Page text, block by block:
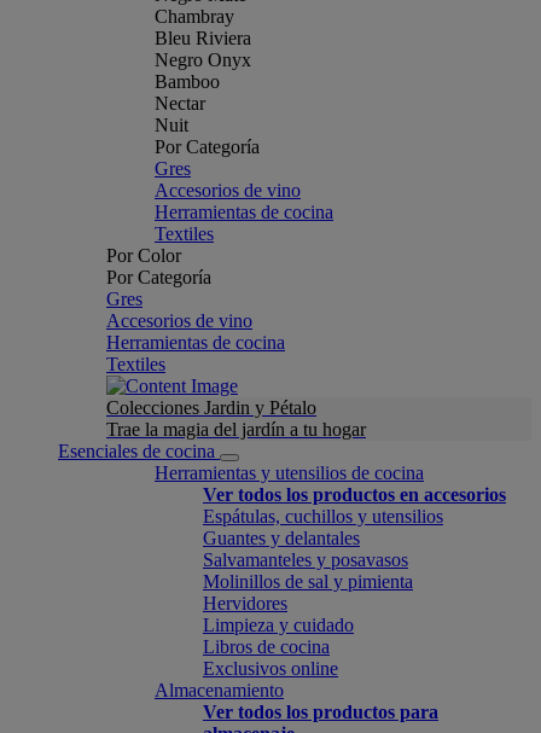
Chambray
Bleu Riviera
Negro Onyx
Bamboo
Nectar
Nuit
Por Categoría
Gres
Accesorios de vino
Herramientas de cocina
Textiles
Por Color
Por Categoría
Gres
Accesorios de vino
Herramientas de cocina
Textiles
Colecciones Jardin y Pétalo
Trae la magia del jardín a tu hogar
Esenciales de cocina
Herramientas y utensilios de cocina
Ver todos los productos en accesorios
Espátulas, cuchillos y utensilios
Guantes y delantales
Salvamanteles y posavasos
Molinillos de sal y pimienta
Hervidores
Limpieza y cuidado
Libros de cocina
Exclusivos online
Almacenamiento
Ver todos los productos para